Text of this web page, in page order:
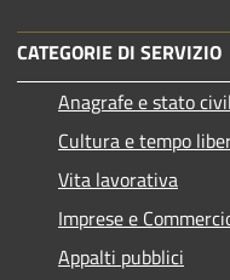
CATEGORIE DI SERVIZIO
Anagrafe e stato
Cultura e tempo
Vita lavorativa
Imprese e
Appalti pubblici